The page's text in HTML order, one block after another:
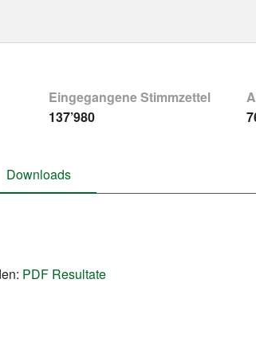
Eingegangene Stimmzettel
137’980
Downloads
PDF Resultate